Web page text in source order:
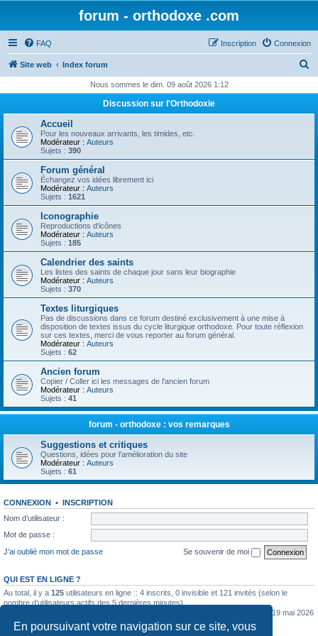
En poursuivant votre navigation sur ce site, vous
forum - orthodoxe .com
FAQ Connexion
Inscription
Site web Index forum
h
Nous sommes le dim. 09 août 2026 1:12
Discussion sur l'Orthodoxie
Accueil
Pour les nouveaux arrivants, les timides, etc.
Modérateur : Auteurs
Sujets : 390
Forum général
Échangez vos idées librement ici
Modérateur : Auteurs
Sujets : 1621
Iconographie
Reproductions d'icônes
Modérateur : Auteurs
Sujets : 185
Calendrier des saints
Les listes des saints de chaque jour sans leur biographie
Modérateur : Auteurs
Sujets : 370
Textes liturgiques
Pas de discussions dans ce forum destiné exclusivement à une mise à
disposition de textes issus du cycle liturgique orthodoxe. Pour toute réflexion
sur ces textes, merci de vous reporter au forum général.
Modérateur : Auteurs
Sujets : 62
Ancien forum
Copier / Coller ici les messages de l'ancien forum
Modérateur : Auteurs
Sujets : 41
forum - orthodoxe : vos remarques
Suggestions et critiques
Questions, idées pour l'amélioration du site
Modérateur : Auteurs
Sujets : 61
CONNEXION • INSCRIPTION
Nom d’utilisateur :
Mot de passe :
J’ai oublié mon mot de passe
Se souvenir de moi
QUI EST EN LIGNE ?
Au total, il y a 125 utilisateurs en ligne :: 4 inscrits, 0 invisible et 121 invités (selon le
nombre d’utilisateurs actifs des 5 dernières minutes)
le mar. 19 mai 2026
0:07